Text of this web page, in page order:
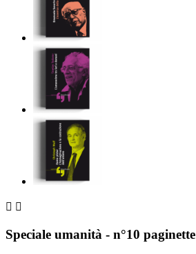
 
Speciale umanità - n°10 paginette